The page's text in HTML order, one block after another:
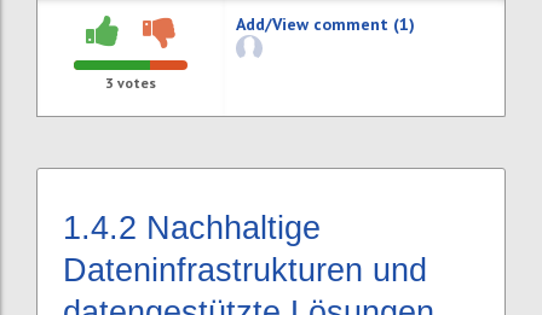
3 votes
Add/View comment (1)
1.4.2 Nachhaltige
Dateninfrastrukturen und